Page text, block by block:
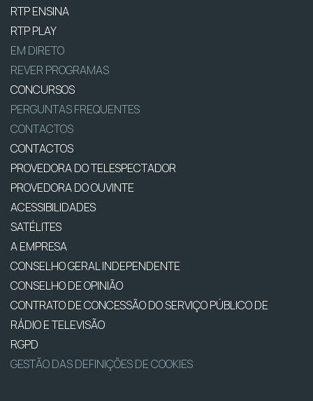
RTP ENSINA
RTP PLAY
EM DIRETO
REVER PROGRAMAS
CONCURSOS
PERGUNTAS FREQUENTES
CONTACTOS
CONTACTOS
PROVEDORA DO TELESPECTADOR
PROVEDORA DO OUVINTE
ACESSIBILIDADES
SATÉLITES
A EMPRESA
CONSELHO GERAL INDEPENDENTE
CONSELHO DE OPINIÃO
CONTRATO DE CONCESSÃO DO SERVIÇO PÚBLICO DE
RÁDIO E TELEVISÃO
RGPD
GESTÃO DAS DEFINIÇÕES DE COOKIES